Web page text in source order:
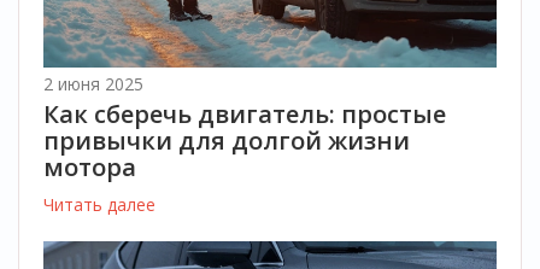
2 июня 2025
Как сберечь двигатель: простые
привычки для долгой жизни
мотора
Читать далее